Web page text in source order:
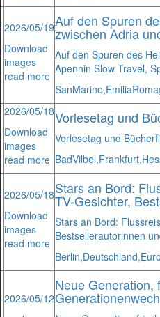
2026/05/19
Download
images
read more
Auf den Spuren
zwischen Adria
Auf den Spuren des
Apennin Slow Travel,
SanMarino,Emilia
2026/05/18
Download
images
read more
Vorlesetag und
Vorlesetag und
BadVilbel,Frankfurt,
2026/05/18
Download
images
read more
Stars an Bord:
TV-Gesichter,
Stars an Bord:
Bestsellerautorinnen
Berlin,Deutschland,
2026/05/12
Neue Generation,